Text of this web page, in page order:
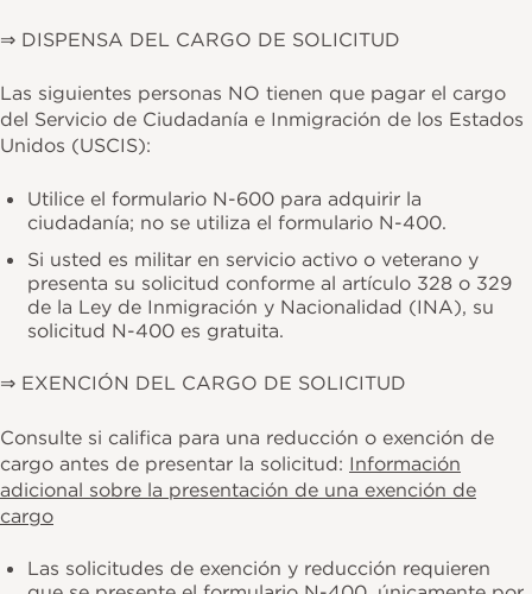
⇒ DISPENSA DEL CARGO DE SOLICITUD
Las siguientes personas NO tienen que pagar el cargo
del Servicio de Ciudadanía e Inmigración de los Estados
Unidos (USCIS):
Utilice el formulario N-600 para adquirir la
ciudadanía; no se utiliza el formulario N-400.
Si usted es militar en servicio activo o veterano y
presenta su solicitud conforme al artículo 328 o 329
de la Ley de Inmigración y Nacionalidad (INA), su
solicitud N-400 es gratuita.
⇒ EXENCIÓN DEL CARGO DE SOLICITUD
Consulte si califica para una reducción o exención de
cargo antes de presentar la solicitud: Información
adicional sobre la presentación de una exención de
cargo
Las solicitudes de exención y reducción requieren